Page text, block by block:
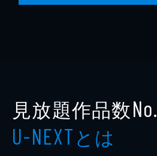
見放題作品数
U-NEXTとは